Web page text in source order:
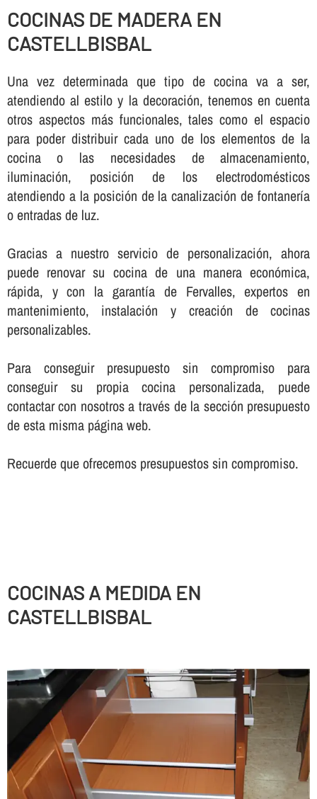
COCINAS DE MADERA EN
CASTELLBISBAL
Una vez determinada que tipo de cocina va a ser,
atendiendo al estilo y la decoración, tenemos en cuenta
otros aspectos más funcionales, tales como el espacio
para poder distribuir cada uno de los elementos de la
cocina o las necesidades de almacenamiento,
iluminación, posición de los electrodomésticos
atendiendo a la posición de la canalización de fontanerí­a
o entradas de luz.
Gracias a nuestro servicio de personalización, ahora
puede renovar su cocina de una manera económica,
rápida, y con la garantí­a de Fervalles, expertos en
mantenimiento, instalación y creación de cocinas
personalizables.
Para conseguir presupuesto sin compromiso para
conseguir su propia cocina personalizada, puede
contactar con nosotros a través de la sección presupuesto
de esta misma página web.
Recuerde que ofrecemos presupuestos sin compromiso.
COCINAS A MEDIDA EN
CASTELLBISBAL